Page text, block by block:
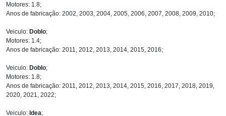
Motores: 1.8;
Anos de fabricação: 2002, 2003, 2004, 2005, 2006, 2007, 2008, 2009, 2010;
Veiculo: Doblo;
Motores: 1.4;
Anos de fabricação: 2011, 2012, 2013, 2014, 2015, 2016;
Veiculo: Doblo;
Motores: 1.8;
Anos de fabricação: 2011, 2012, 2013, 2014, 2015, 2016, 2017, 2018, 2019,
2020, 2021, 2022;
Veiculo: Idea;